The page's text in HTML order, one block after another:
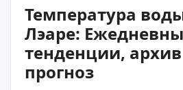
Температура
Лэаре:
тенденции,
прогноз